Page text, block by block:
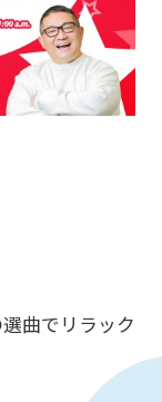
曲でリラック